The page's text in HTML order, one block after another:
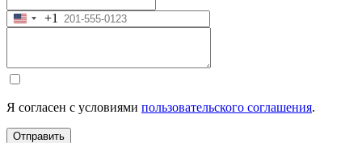
United
+1
Я согласен с условиями пользовательского соглашения.
Отправить